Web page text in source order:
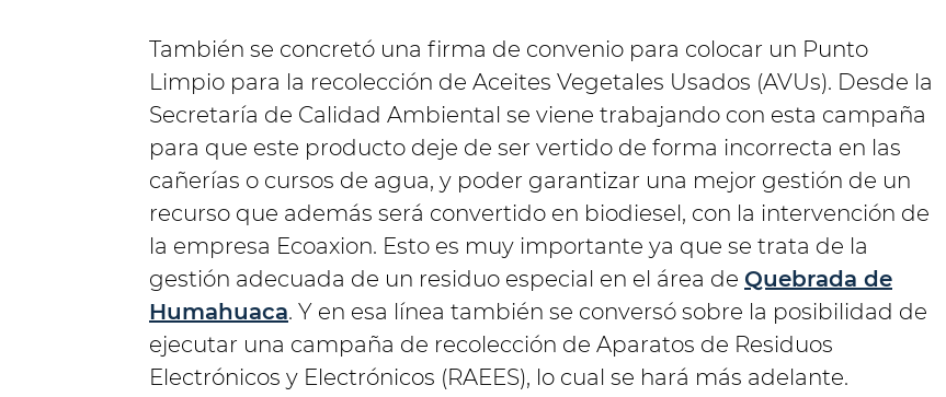
También se concretó una firma de convenio para colocar un Punto
Limpio para la recolección de Aceites Vegetales Usados (AVUs). Desde la
Secretaría de Calidad Ambiental se viene trabajando con esta campaña
para que este producto deje de ser vertido de forma incorrecta en las
cañerías o cursos de agua, y poder garantizar una mejor gestión de un
recurso que además será convertido en biodiesel, con la intervención de
la empresa Ecoaxion. Esto es muy importante ya que se trata de la
gestión adecuada de un residuo especial en el área de Quebrada de
Humahuaca. Y en esa línea también se conversó sobre la posibilidad de
ejecutar una campaña de recolección de Aparatos de Residuos
Electrónicos y Electrónicos (RAEES), lo cual se hará más adelante.